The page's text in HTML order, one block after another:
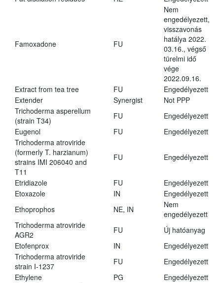
Famoxadone FU
Nem
engedélyezett,
visszavonás
hatálya 2022.
03.16., végső
türelmi idő
vége
2022.09.16.
Extract from tea tree
FU
Engedélyezett
Extender
Synergist
Not PPP
Trichoderma asperellum
(strain T34)
FU
Engedélyezett
Eugenol
FU
Engedélyezett
Trichoderma atroviride
(formerly T. harzianum)
strains IMI 206040 and
T11
FU Engedélyezett
Etridiazole FU
Engedélyezett
Etoxazole
IN
Engedélyezett
Ethoprophos
NE, IN
Nem
engedélyezett
Trichoderma atroviride
AGR2
FU
Új hatóanyag
Etofenprox
IN
Engedélyezett
Trichoderma atroviride
strain I-1237
FU
Engedélyezett
Ethylene
PG
Engedélyezett